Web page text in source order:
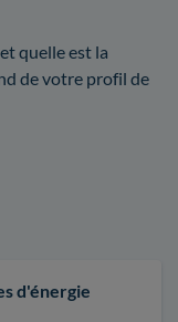
quelle est la
de votre profil de
d'énergie